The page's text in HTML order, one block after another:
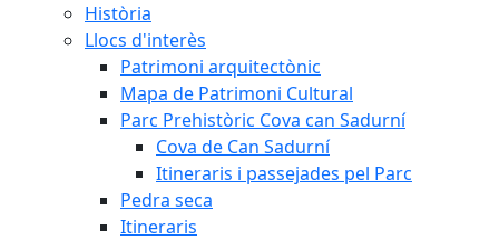
Història
Llocs d'interès
Patrimoni arquitectònic
Mapa de Patrimoni Cultural
Parc Prehistòric Cova can Sadurní
Cova de Can Sadurní
Itineraris i passejades pel Parc
Pedra seca
Itineraris